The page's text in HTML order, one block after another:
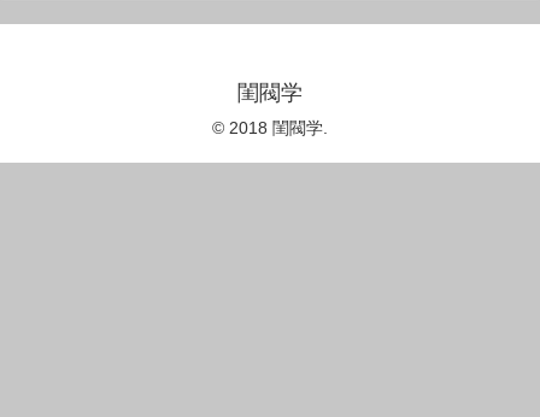
閨閥学
© 2018 閨閥学.